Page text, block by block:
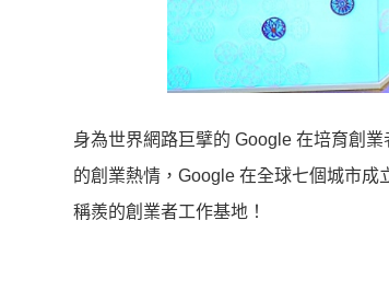
身為世界網路巨擘的 Google 在培育創
的創業熱情，Google 在全球七個城市
稱羨的創業者工作基地！